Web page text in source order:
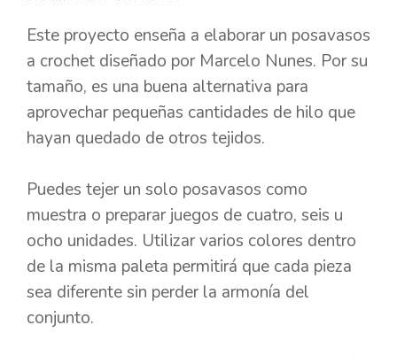
Este proyecto enseña a elaborar un posavasos
a crochet diseñado por Marcelo Nunes. Por su
tamaño, es una buena alternativa para
aprovechar pequeñas cantidades de hilo que
hayan quedado de otros tejidos.
Puedes tejer un solo posavasos como
muestra o preparar juegos de cuatro, seis u
ocho unidades. Utilizar varios colores dentro
de la misma paleta permitirá que cada pieza
sea diferente sin perder la armonía del
conjunto.